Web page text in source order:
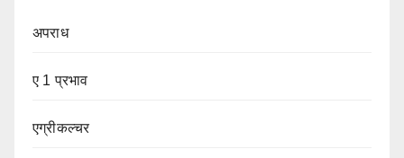
अपराध
ए 1 प्रभाव
एग्रीकल्चर